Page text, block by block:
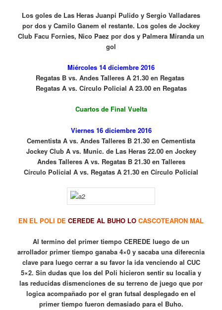
Los goles de Las Heras Juanpi Pulido y Sergio Valladares
por dos y Camilo Ganem el restante. Los goles de Jockey
Club Facu Fornies, Nico Paez por dos y Palmera Miranda un
gol
Miércoles 14 diciembre 2016
Regatas B vs. Andes Talleres A 21.30 en Regatas
Regatas A vs. Círculo Policial A 23.00 en Regatas
Cuartos de Final Vuelta
Viernes 16 diciembre 2016
Cementista A vs. Andes Talleres B 21.30 en Cementista
Jockey Club A vs. Munic. de Las Heras 22.00 en Jockey
Andes Talleres A vs. Regatas B 21.30 en Talleres
Círculo Policial A vs. Regatas A 21.30 en Círculo Policial
EN EL POLI DE CEREDE AL BUHO LO CASCOTEARON MAL
Al termino del primer tiempo CEREDE luego de un
arrollador primer tiempo ganaba 4×0 y sacaba una diferecnia
clave para luego cerrar a su favor la ida venciendo al CUC
5×2. Sin dudas que los del Poli hicieron sentir su localia y
las reducidas dismenciones de su terreno de juego que por
logica acompañado por el gran futsal desplegado en el
primer tiempo fueron demasiado para el Buho.